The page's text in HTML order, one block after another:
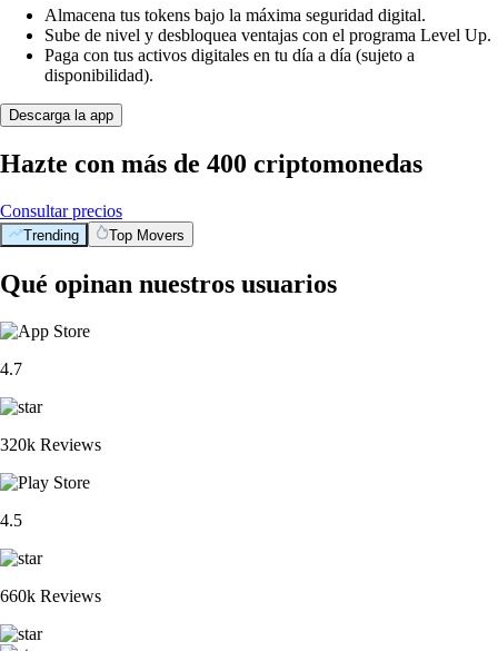
Almacena tus tokens bajo la máxima seguridad digital.
Sube de nivel y desbloquea ventajas con el programa Level Up.
Paga con tus activos digitales en tu día a día (sujeto a
disponibilidad).
Descarga la app
Hazte con más de 400 criptomonedas
Consultar precios
Trending Top Movers
Qué opinan nuestros usuarios
4.7
320k Reviews
4.5
660k Reviews